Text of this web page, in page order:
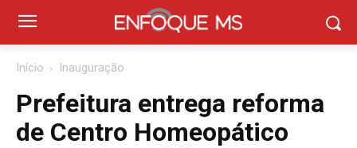
Início Inauguração
Prefeitura entrega reforma
de Centro Homeopático